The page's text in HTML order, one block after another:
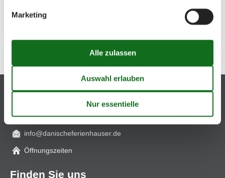
Alle
Kundenservice
(+49) 322 2185 0000
Mail
info@danischeferienhauser.de
Öffnungszeiten
Finden Sie uns
Marketing